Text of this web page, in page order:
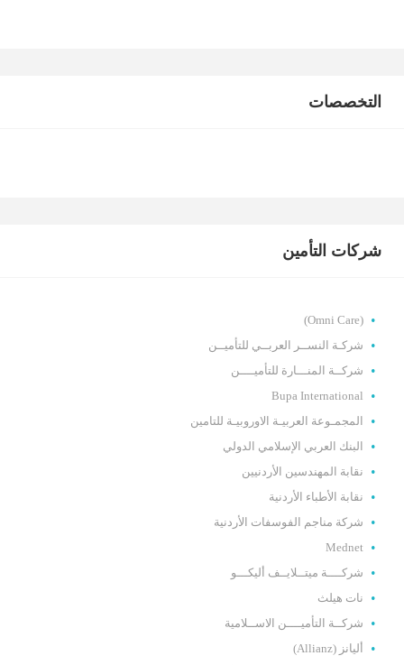
التخصصات
شركات التأمين
(Omni Care)
شركـة النســر العربــي للتأميــن
شركــة المنـــارة للتأميــــن
Bupa International
المجمـوعة العربيـة الاوروبيـة للتامين
البنك العربي الإسلامي الدولي
نقابة المهندسين الأردنيين
نقابة الأطباء الأردنية
شركة مناجم الفوسفات الأردنية
Mednet
شركــــة ميتــلايــف أليكـــو
نات هيلث
شركــة التأميــــن الاســلامية
أليانز (Allianz)